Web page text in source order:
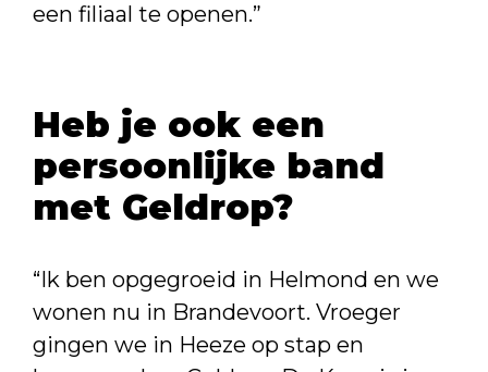
een filiaal te openen.”
Heb je ook een
persoonlijke band
met Geldrop?
“Ik ben opgegroeid in Helmond en we
wonen nu in Brandevoort. Vroeger
gingen we in Heeze op stap en